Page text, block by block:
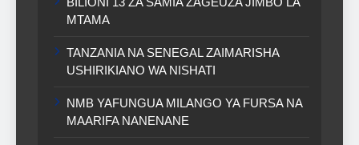
MTAMA
TANZANIA NA SENEGAL ZAIMARISHA
USHIRIKIANO WA NISHATI
NMB YAFUNGUA MILANGO YA FURSA NA
MAARIFA NANENANE